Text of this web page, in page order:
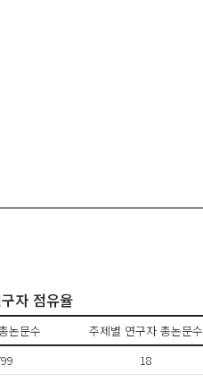
자 점유율
논문수 주제별 연구자 총논문수
18